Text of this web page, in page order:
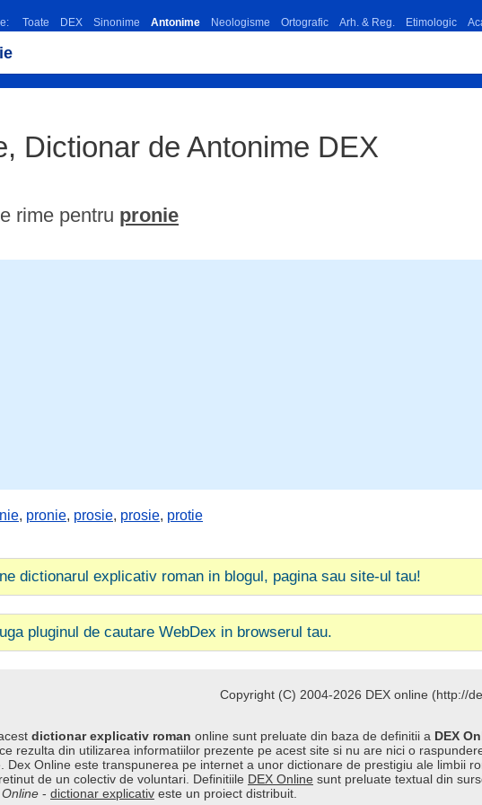
Toate DEX Sinonime Antonime Neologisme Ortografic Arh. & Reg. Etimologic
Dictionar de Antonime DEX
rime pentru pronie
, pronie, prosie, prosie, protie
dictionarul explicativ roman in blogul, pagina sau site-ul tau!
pluginul de cautare WebDex in browserul tau.
Copyright (C) 2004-2026 DEX online (http://
dictionar explicativ roman online sunt preluate din baza de definitii a DEX
rezulta din utilizarea informatiilor prezente pe acest site si nu are nici o
Dex Online este transpunerea pe internet a unor dictionare de prestigiu ale limbii
de un colectiv de voluntari. Definitiile DEX Online sunt preluate textual din
- dictionar explicativ este un proiect distribuit.